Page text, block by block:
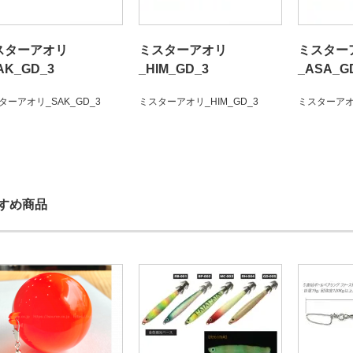
ターアオリ
ーアオリ_SAK_GD_3
ミスターアオリ
_HIM_GD_3
ミスターアオリ_HIM_GD_3
ミスター
ミスターア
め商品